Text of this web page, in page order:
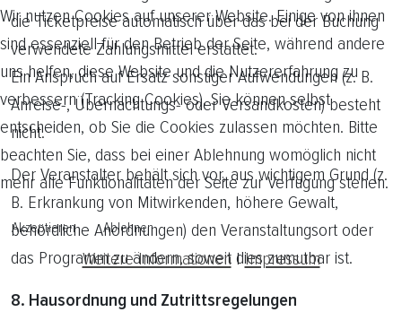
die Ticketpreise automatisch über das bei der Buchung
verwendete Zahlungsmittel erstattet.
Ein Anspruch auf Ersatz sonstiger Aufwendungen (z. B.
Anreise-, Übernachtungs- oder Versandkosten) besteht
nicht.
Der Veranstalter behält sich vor, aus wichtigem Grund (z.
B. Erkrankung von Mitwirkenden, höhere Gewalt,
behördliche Anordnungen) den Veranstaltungsort oder
das Programm zu ändern, soweit dies zumutbar ist.
8. Hausordnung und Zutrittsregelungen
Wir nutzen Cookies auf unserer Website. Einige von ihnen
sind essenziell für den Betrieb der Seite, während andere
uns helfen, diese Website und die Nutzererfahrung zu
verbessern (Tracking Cookies). Sie können selbst
entscheiden, ob Sie die Cookies zulassen möchten. Bitte
beachten Sie, dass bei einer Ablehnung womöglich nicht
mehr alle Funktionalitäten der Seite zur Verfügung stehen.
Akzeptieren Ablehnen
Weitere Informationen|Impressum